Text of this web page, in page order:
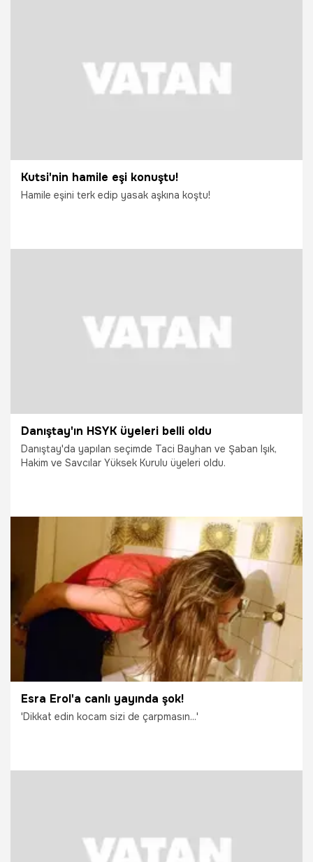
Kutsi'nin hamile eşi konuştu!
Hamile eşini terk edip yasak aşkına koştu!
Danıştay'ın HSYK üyeleri belli oldu
Danıştay'da yapılan seçimde Taci Bayhan ve Şaban Işık,
Hakim ve Savcılar Yüksek Kurulu üyeleri oldu.
29.09.2021 Gündem
Esra Erol'a canlı yayında şok!
'Dikkat edin kocam sizi de çarpmasın...'